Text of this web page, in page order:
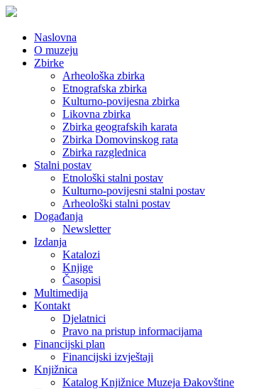
Naslovna
O muzeju
Zbirke
Arheološka zbirka
Etnografska zbirka
Kulturno-povijesna zbirka
Likovna zbirka
Zbirka geografskih karata
Zbirka Domovinskog rata
Zbirka razglednica
Stalni postav
Etnološki stalni postav
Kulturno-povijesni stalni postav
Arheološki stalni postav
Događanja
Newsletter
Izdanja
Katalozi
Knjige
Časopisi
Multimedija
Kontakt
Djelatnici
Pravo na pristup informacijama
Financijski plan
Financijski izvještaji
Knjižnica
Katalog Knjižnice Muzeja Đakovštine